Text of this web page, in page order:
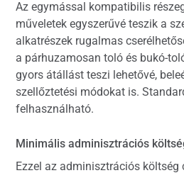
Az egymással kompatibilis
műveletek egyszerűvé teszik a
alkatrészek rugalmas
a párhuzamosan toló és bukó-
gyors átállást teszi lehetővé,
szellőztetési módokat is.
felhasználható.
Minimális adminisztrációs
Ezzel az adminisztrációs költség